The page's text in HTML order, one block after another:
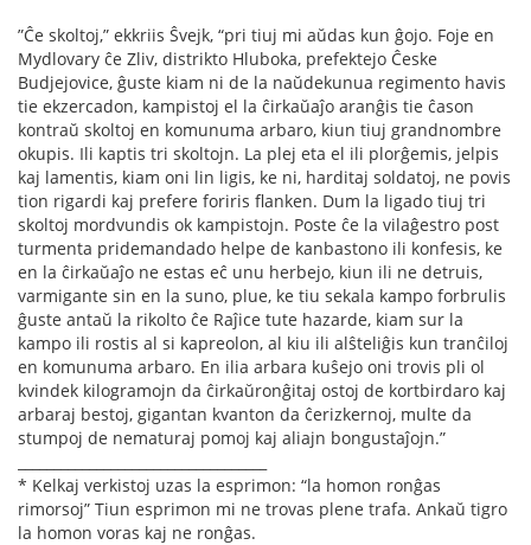
”Ĉe skoltoj,” ekkriis Ŝvejk, “pri tiuj mi aŭdas kun ĝojo. Foje en
Mydlovary ĉe Zliv, distrikto Hluboka, prefektejo Ĉeske
Budjejovice, ĝuste kiam ni de la naŭdekunua regimento havis
tie ekzercadon, kampistoj el la ĉirkaŭaĵo aranĝis tie ĉason
kontraŭ skoltoj en komunuma arbaro, kiun tiuj grandnombre
okupis. Ili kaptis tri skoltojn. La plej eta el ili plorĝemis, jelpis
kaj lamentis, kiam oni lin ligis, ke ni, harditaj soldatoj, ne povis
tion rigardi kaj prefere foriris ﬂanken. Dum la ligado tiuj tri
skoltoj mordvundis ok kampistojn. Poste ĉe la vilaĝestro post
turmenta pridemandado helpe de kanbastono ili konfesis, ke
en la ĉirkaŭaĵo ne estas eĉ unu herbejo, kiun ili ne detruis,
varmigante sin en la suno, plue, ke tiu sekala kampo forbrulis
ĝuste antaŭ la rikolto ĉe Raĵice tute hazarde, kiam sur la
kampo ili rostis al si kapreolon, al kiu ili alŝteliĝis kun tranĉiloj
en komunuma arbaro. En ilia arbara kuŝejo oni trovis pli ol
kvindek kilogramojn da ĉirkaŭronĝitaj ostoj de kortbirdaro kaj
arbaraj bestoj, gigantan kvanton da ĉerizkernoj, multe da
stumpoj de nematuraj pomoj kaj aliajn bongustaĵojn.”
* Kelkaj verkistoj uzas la esprimon: “la homon ronĝas
rimorsoj” Tiun esprimon mi ne trovas plene trafa. Ankaŭ tigro
la homon voras kaj ne ronĝas.